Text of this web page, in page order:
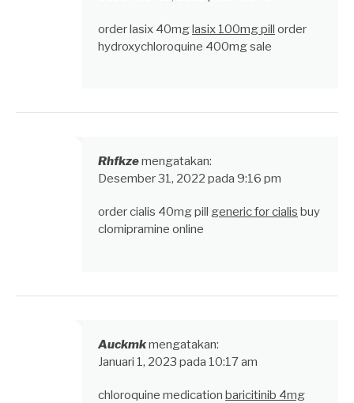
order lasix 40mglasix 100mg pill order
hydroxychloroquine 400mg sale
Rhfkzemengatakan:
Desember 31, 2022 pada 9:16 pm
order cialis 40mg pill generic for cialis buy
clomipramine online
Auckmkmengatakan:
Januari 1, 2023 pada 10:17 am
chloroquine medication baricitinib 4mg